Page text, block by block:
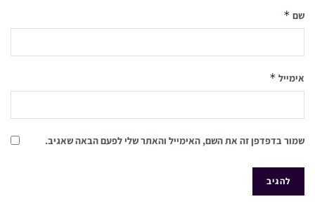
שם *
אימייל *
שמור בדפדפן זה את השם, האימייל והאתר שלי לפעם הבאה שאגיב.